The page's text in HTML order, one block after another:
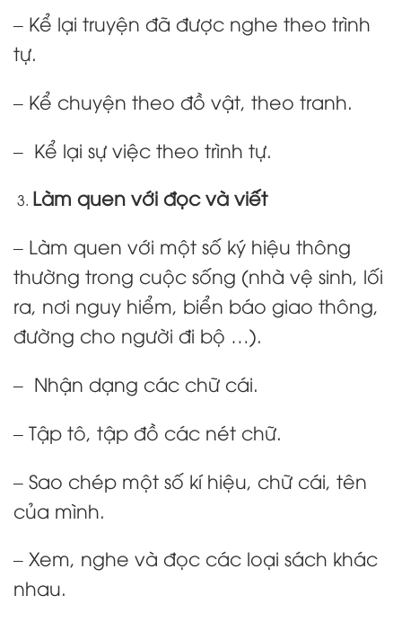
– Kể lại truyện đã được nghe theo trình
tự.
– Kể chuyện theo đồ vật, theo tranh.
– Kể lại sự việc theo trình tự.
Làm quen với đọc và viết
– Làm quen với một số ký hiệu thông
thường trong cuộc sống (nhà vệ sinh, lối
ra, nơi nguy hiểm, biển báo giao thông,
đường cho người đi bộ …).
– Nhận dạng các chữ cái.
– Tập tô, tập đồ các nét chữ.
– Sao chép một số kí hiệu, chữ cái, tên
của mình.
– Xem, nghe và đọc các loại sách khác
nhau.